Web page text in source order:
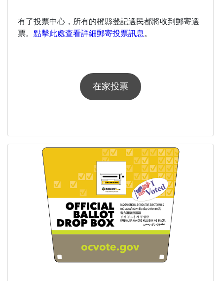
有了投票中心，所有的橙縣登記選民都將收到郵寄選
票。 點擊此處查看詳細郵寄投票訊息 。
在家投票